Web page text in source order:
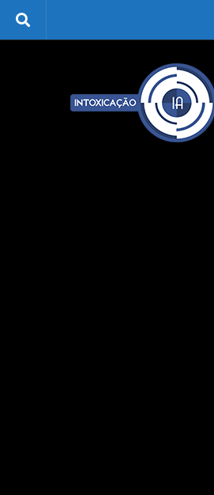
Skip to content